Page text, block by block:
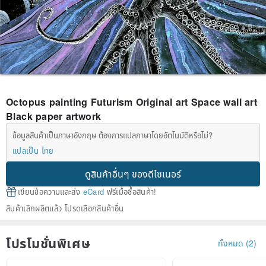
Octopus painting Futurism Original art Space wall art
Black paper artwork
ข้อมูลสินค้าเป็นภาษาอังกฤษ ต้องการแปลภาษาโดยอัตโนมัติหรือไม่?
แปลเป็น ไทย
ดูสินค้าอื่นๆ ของดีไซเนอร์
เขียนข้อความและส่ง eCard ฟรีเมื่อซื้อสินค้า!
สินค้าเลิกผลิตแล้ว โปรดเลือกสินค้าอื่น
โปรโมชั่นพิเศษ ทั้งหมด (2)